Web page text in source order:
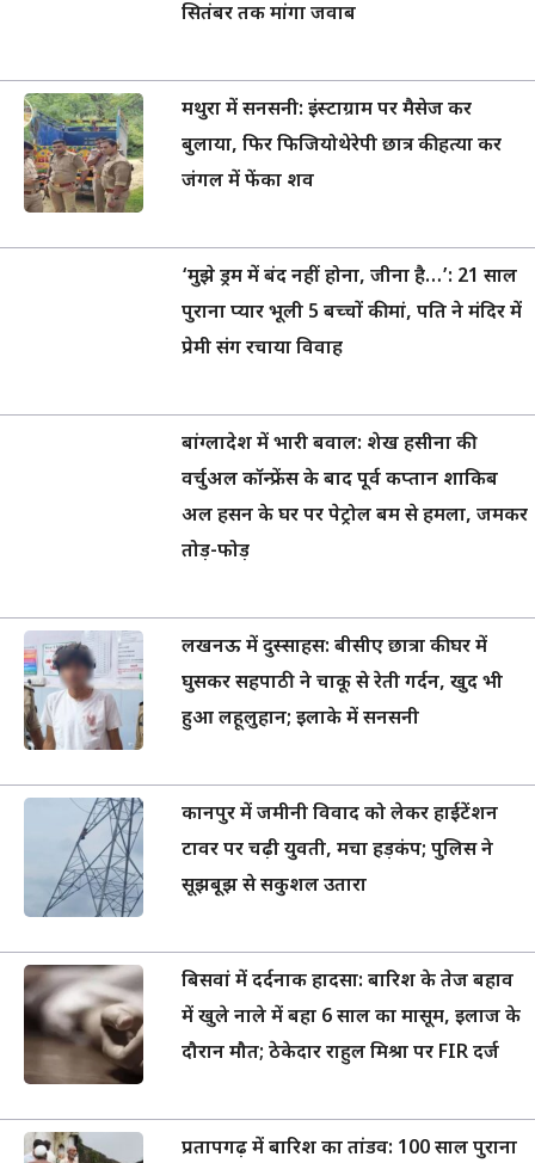
सितंबर तक मांगा जवाब
मथुरा में सनसनी: इंस्टाग्राम पर मैसेज कर
बुलाया, फिर फिजियोथेरेपी छात्र की हत्या कर
जंगल में फेंका शव
‘मुझे ड्रम में बंद नहीं होना, जीना है…’: 21 साल
पुराना प्यार भूली 5 बच्चों की मां, पति ने मंदिर में
प्रेमी संग रचाया विवाह
बांग्लादेश में भारी बवाल: शेख हसीना की
वर्चुअल कॉन्फ्रेंस के बाद पूर्व कप्तान शाकिब
अल हसन के घर पर पेट्रोल बम से हमला, जमकर
तोड़-फोड़
लखनऊ में दुस्साहस: बीसीए छात्रा की घर में
घुसकर सहपाठी ने चाकू से रेती गर्दन, खुद भी
हुआ लहूलुहान; इलाके में सनसनी
कानपुर में जमीनी विवाद को लेकर हाईटेंशन
टावर पर चढ़ी युवती, मचा हड़कंप; पुलिस ने
सूझबूझ से सकुशल उतारा
बिसवां में दर्दनाक हादसा: बारिश के तेज बहाव
में खुले नाले में बहा 6 साल का मासूम, इलाज के
दौरान मौत; ठेकेदार राहुल मिश्रा पर FIR दर्ज
प्रतापगढ़ में बारिश का तांडव: 100 साल पुराना